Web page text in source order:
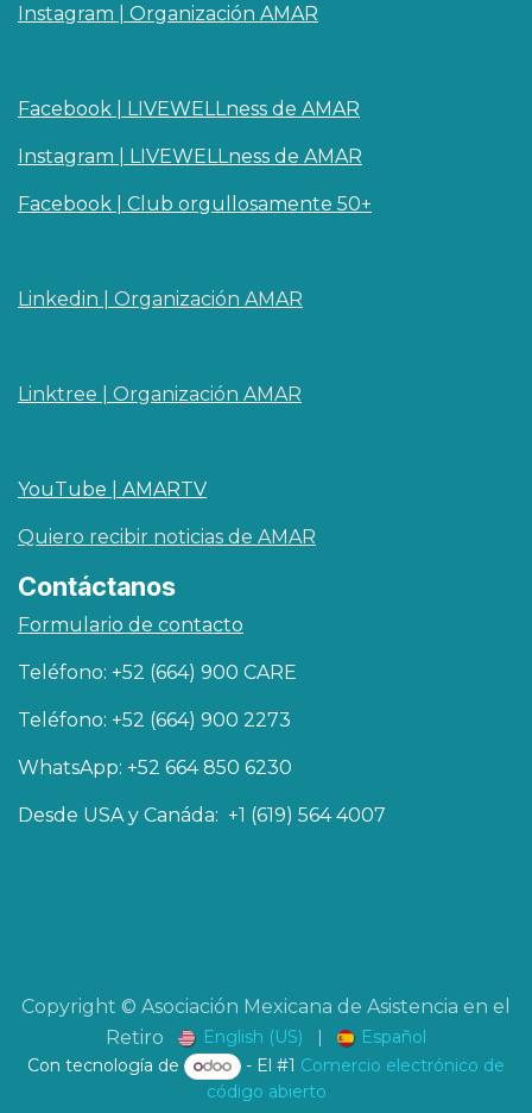
Instagram | Organización AMAR
Facebook | LIVEWELLness de AMAR
Instagram | LIVEWELLness de AMAR
Facebook | Club orgullosamente 50+
Linkedin | O​rganización AMAR
Linktree | Organización AMAR
YouTube | AMARTV
Quiero recibir noticias de AMAR
Contáctanos
Formulario de contacto
Teléfono: +52 (664) 900 CARE
Teléfono: +52 (664) 900 2273
WhatsApp: +52 664 850 6230
Desde USA y Canáda: +1 (619) 564 4007
Copyright © Asociación Mexicana de Asistencia en el
Retiro
English (US) |
Español
Con tecnología de
- El #1 Comercio electrónico de
código abierto